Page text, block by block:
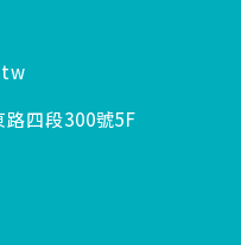
四段300號5F